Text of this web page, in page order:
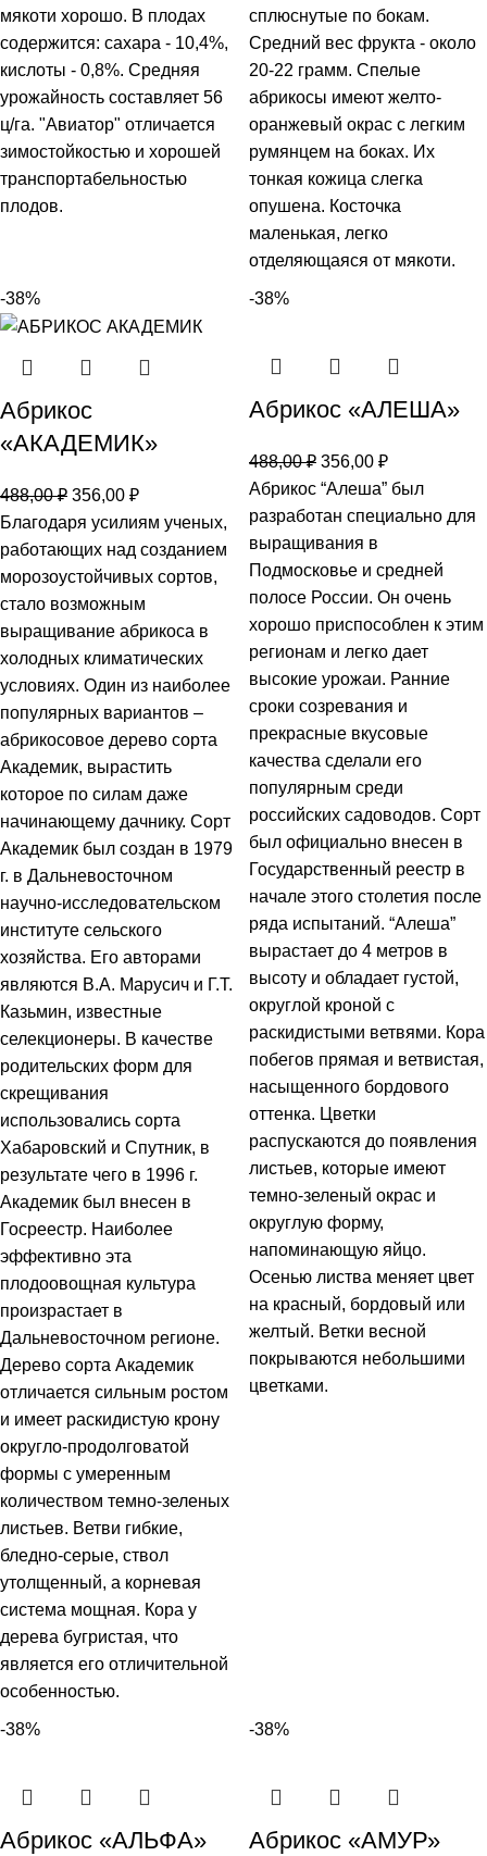
мякоти хорошо. В плодах
содержится: сахара - 10,4%,
кислоты - 0,8%. Средняя
урожайность составляет 56
ц/га. "Авиатор" отличается
зимостойкостью и хорошей
транспортабельностью
плодов.
сплюснутые по бокам.
Средний вес фрукта - около
20-22 грамм. Спелые
абрикосы имеют желто-
оранжевый окрас с легким
румянцем на боках. Их
тонкая кожица слегка
опушена. Косточка
маленькая, легко
отделяющаяся от мякоти.
-38%
Абрикос
«АКАДЕМИК»
488,00₽ 356,00 ₽
Благодаря усилиям ученых,
работающих над созданием
морозоустойчивых сортов,
стало возможным
выращивание абрикоса в
холодных климатических
условиях. Один из наиболее
популярных вариантов –
абрикосовое дерево сорта
Академик, вырастить
которое по силам даже
начинающему дачнику. Сорт
Академик был создан в 1979
г. в Дальневосточном
научно-исследовательском
институте сельского
хозяйства. Его авторами
являются В.А. Марусич и Г.Т.
Казьмин, известные
селекционеры. В качестве
родительских форм для
скрещивания
использовались сорта
Хабаровский и Спутник, в
результате чего в 1996 г.
Академик был внесен в
Госреестр. Наиболее
эффективно эта
плодоовощная культура
произрастает в
Дальневосточном регионе.
Дерево сорта Академик
отличается сильным ростом
и имеет раскидистую крону
округло-продолговатой
формы с умеренным
количеством темно-зеленых
листьев. Ветви гибкие,
бледно-серые, ствол
утолщенный, а корневая
система мощная. Кора у
дерева бугристая, что
является его отличительной
особенностью.
-38%
Абрикос «АЛЕША»
488,00₽ 356,00 ₽
Абрикос “Алеша” был
разработан специально для
выращивания в
Подмосковье и средней
полосе России. Он очень
хорошо приспособлен к этим
регионам и легко дает
высокие урожаи. Ранние
сроки созревания и
прекрасные вкусовые
качества сделали его
популярным среди
российских садоводов. Сорт
был официально внесен в
Государственный реестр в
начале этого столетия после
ряда испытаний. “Алеша”
вырастает до 4 метров в
высоту и обладает густой,
округлой кроной с
раскидистыми ветвями. Кора
побегов прямая и ветвистая,
насыщенного бордового
оттенка. Цветки
распускаются до появления
листьев, которые имеют
темно-зеленый окрас и
округлую форму,
напоминающую яйцо.
Осенью листва меняет цвет
на красный, бордовый или
желтый. Ветки весной
покрываются небольшими
цветками.
-38%
Абрикос «АЛЬФА»
-38%
Абрикос «АМУР»